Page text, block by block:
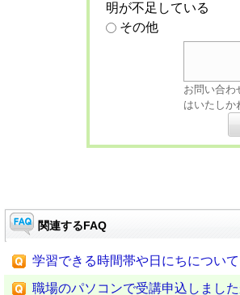
明が不足している
その他
お問い合わ
はいたしか
関連するFAQ
学習できる時間帯や日にちについて
職場のパソコンで受講申込しまし